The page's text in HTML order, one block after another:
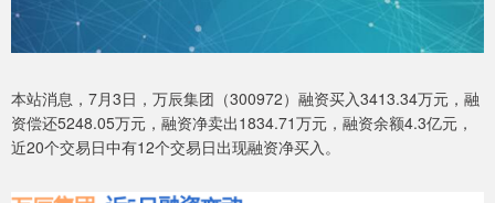
本站消息，7月3日，万辰集团（300972）融资买入3413.34万元，融
资偿还5248.05万元，融资净卖出1834.71万元，融资余额4.3亿元，
近20个交易日中有12个交易日出现融资净买入。